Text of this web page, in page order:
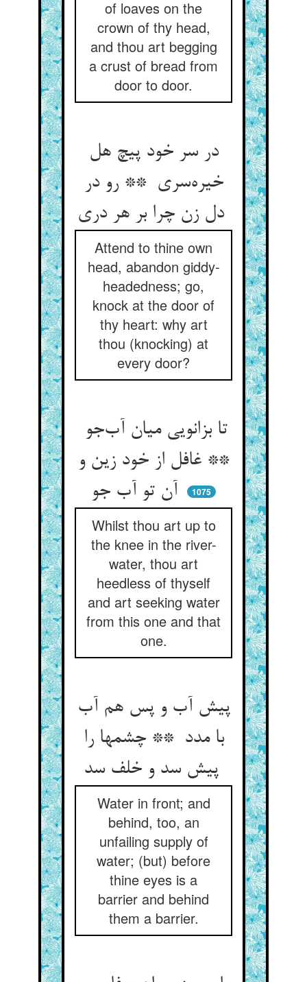
of loaves on the
crown of thy head,
and thou art begging
a crust of bread from
door to door.
در سر خود پیچ هل
خیره‌سری ** رو در
دل زن چرا بر هر دری
Attend to thine own
head, abandon giddy-
headedness; go,
knock at the door of
thy heart: why art
thou (knocking) at
every door?
تا بزانویی میان آب‌جو
** غافل از خود زین و
1075
Whilst thou art up to
the knee in the river-
water, thou art
heedless of thyself
and art seeking water
from this one and that
one.
پیش آب و پس هم آب
با مدد ** چشمها را
پیش سد و خلف سد
Water in front; and
behind, too, an
unfailing supply of
water; (but) before
thine eyes is a
barrier and behind
them a barrier.